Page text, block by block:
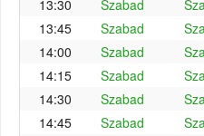
13:30
Szabad
13:45
Szabad
14:00
Szabad
14:15
Szabad
14:30
Szabad
14:45
Szabad